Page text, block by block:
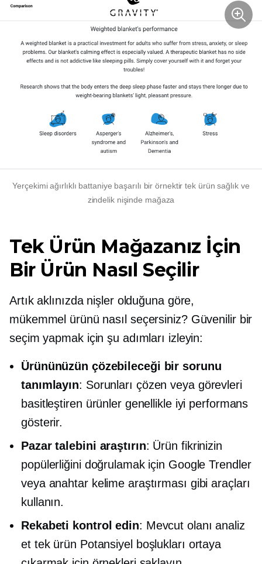
Yerçekimi ağırlıklı battaniye başarılı bir örnektirtek ürün sağlık ve
zindelik nişinde mağaza
Tek Ürün Mağazanız İçin
Bir Ürün Nasıl Seçilir
Artık aklınızda nişler olduğuna göre,
mükemmel ürünü nasıl seçersiniz? Güvenilir bir
seçim yapmak için şu adımları izleyin:
Ürününüzün çözebileceği bir sorunu
tanımlayın: Sorunları çözen veya görevleri
basitleştiren ürünler genellikle iyi performans
gösterir.
Pazar talebini araştırın: Ürün fikrinizin
popülerliğini doğrulamak için Google Trendler
veya anahtar kelime araştırması gibi araçları
kullanın.
Rekabeti kontrol edin: Mevcut olanı analiz
et tek ürün Potansiyel boşlukları ortaya